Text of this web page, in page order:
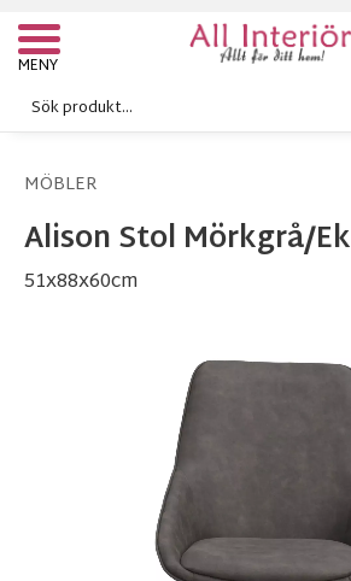
Meny
MÖBLER
Alison Stol Mörkgrå/Ek
51x88x60cm